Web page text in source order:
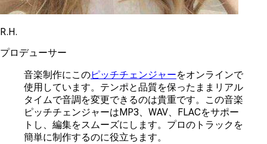
R.H.
プロデューサー
音楽制作にこのピッチチェンジャーをオンラインで
使用しています。テンポと品質を保ったままリアル
タイムで音調を変更できるのは貴重です。この音楽
ピッチチェンジャーはMP3、WAV、FLACをサポー
トし、編集をスムーズにします。プロのトラックを
簡単に制作するのに役立ちます。